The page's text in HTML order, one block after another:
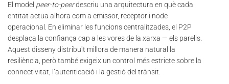
El model peer-to-peerdescriu una arquitectura en què cada
entitat actua alhora com a emissor, receptor i node
operacional. En eliminar les funcions centralitzades, el P2P
desplaça la confiança cap a les vores de la xarxa — els parells.
Aquest disseny distribuït millora de manera natural la
resiliència, però també exigeix un control més estricte sobre la
connectivitat, l’autenticació i la gestió del trànsit.